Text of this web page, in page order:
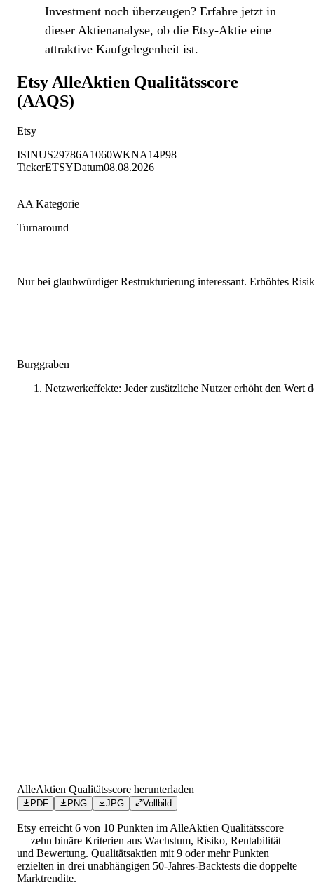
Investment noch überzeugen? Erfahre jetzt in
dieser Aktienanalyse, ob die Etsy-Aktie eine
attraktive Kaufgelegenheit ist.
Etsy AlleAktien Qualitätsscore
(AAQS)
Etsy
ISINUS29786A1060WKNA14P98
TickerETSYDatum08.08.2026
AA Kategorie
Turnaround
Nur bei glaubwürdiger Restrukturierung interessant. Erhöhtes
Burggraben
Netzwerkeffekte: Jeder zusätzliche Nutzer erhöht den Wert
AlleAktien Qualitätsscore herunterladen
PDF PNG JPG Vollbild
Etsy erreicht 6 von 10 Punkten im AlleAktien Qualitätsscore
— zehn binäre Kriterien aus Wachstum, Risiko, Rentabilität
und Bewertung. Qualitätsaktien mit 9 oder mehr Punkten
erzielten in drei unabhängigen 50-Jahres-Backtests die doppelte
Marktrendite.